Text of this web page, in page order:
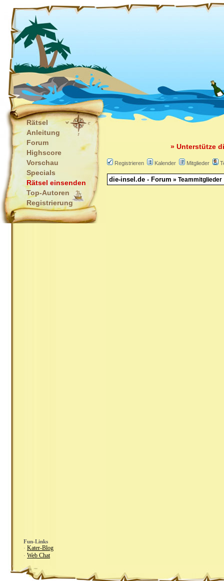
Rätsel
Anleitung
Forum
Highscore
Vorschau
Specials
Rätsel einsenden
Top-Autoren
Registrierung
Fun-Links
· Kater-Blog
· Web Chat
» Unterstütze
Registrieren Kalender Mitglieder
die-insel.de - Forum » Teammitglieder